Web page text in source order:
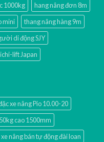
1000kg
hang nâng đơn 8m
mini
thang nâng hàng 9m
di động SJY
lift Japan
xe nâng Pio 10.00-20
cao 1500mm
xe nâng bán tự động đài loan